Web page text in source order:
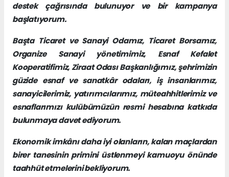
destek çağrısında bulunuyor ve bir kampanya
başlatıyorum.
Başta Ticaret ve Sanayi Odamız, Ticaret Borsamız,
Organize Sanayi yönetimimiz, Esnaf Kefalet
Kooperatifimiz, Ziraat Odası Başkanlığımız, şehrimizin
güzide esnaf ve sanatkâr odaları, iş insanlarımız,
sanayicilerimiz, yatırımcılarımız, müteahhitlerimiz ve
esnaflarımızı kulübümüzün resmi hesabına katkıda
bulunmaya davet ediyorum.
Ekonomik imkânı daha iyi olanların, kalan maçlardan
birer tanesinin primini üstlenmeyi kamuoyu önünde
taahhüt etmelerini bekliyorum.